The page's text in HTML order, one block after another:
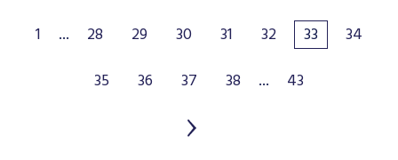
1 ... 28 29 30 31 32 33
34
35
36 37 38 ... 43